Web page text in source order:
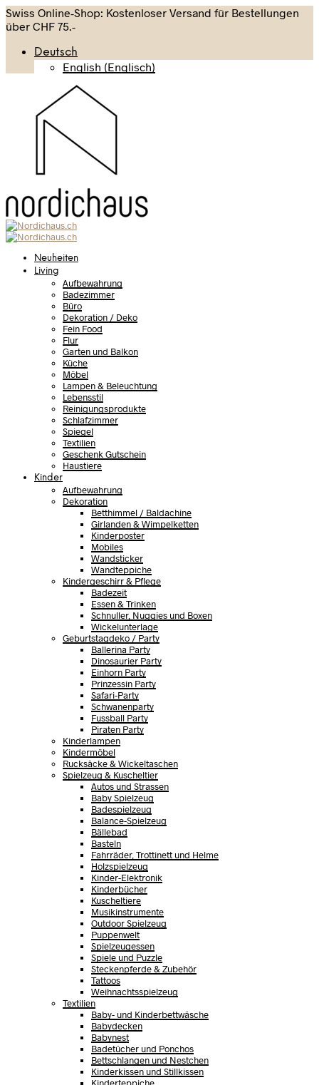
Swiss Online-Shop: Kostenloser Versand für Bestellungen
über CHF 75.-
Deutsch
English (Englisch)
Neuheiten
Living
Aufbewahrung
Badezimmer
Büro
Dekoration / Deko
Fein Food
Flur
Garten und Balkon
Küche
Möbel
Lampen & Beleuchtung
Lebensstil
Reinigungsprodukte
Schlafzimmer
Spiegel
Textilien
Geschenk Gutschein
Haustiere
Kinder
Aufbewahrung
Dekoration
Betthimmel / Baldachine
Girlanden & Wimpelketten
Kinderposter
Mobiles
Wandsticker
Wandteppiche
Kindergeschirr & Pflege
Badezeit
Essen & Trinken
Schnuller, Nuggies und Boxen
Wickelunterlage
Geburtstagdeko / Party
Ballerina Party
Dinosaurier Party
Einhorn Party
Prinzessin Party
Safari-Party
Schwanenparty
Fussball Party
Piraten Party
Kinderlampen
Kindermöbel
Rucksäcke & Wickeltaschen
Spielzeug & Kuscheltier
Autos und Strassen
Baby Spielzeug
Badespielzeug
Balance-Spielzeug
Bällebad
Basteln
Fahrräder, Trottinett und Helme
Holzspielzeug
Kinder-Elektronik
Kinderbücher
Kuscheltiere
Musikinstrumente
Outdoor Spielzeug
Puppenwelt
Spielzeugessen
Spiele und Puzzle
Steckenpferde & Zubehör
Tattoos
Weihnachtsspielzeug
Textilien
Baby- und Kinderbettwäsche
Babydecken
Babynest
Badetücher und Ponchos
Bettschlangen und Nestchen
Kinderkissen und Stillkissen